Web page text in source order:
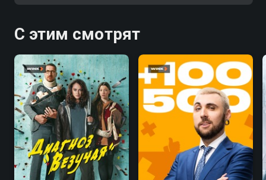
С этим смотрят